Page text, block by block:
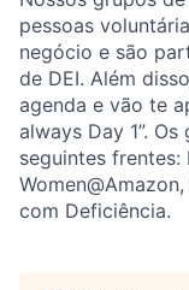
pessoas
negócio e são
de DEI. Além
agenda e vão te
always Day 1”.
seguintes frentes:
com Deficiência.